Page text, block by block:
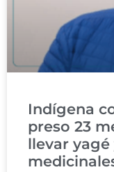
Indígena
preso 23
llevar